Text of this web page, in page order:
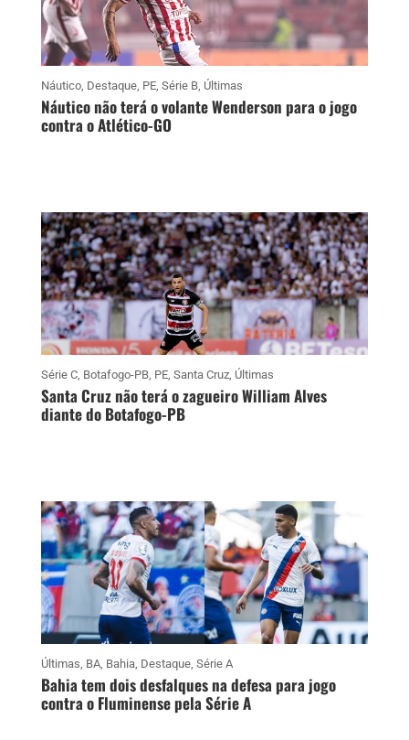
Náutico, Destaque, PE, Série B, Últimas
Náutico não terá o volante Wenderson para o jogo
contra o Atlético-GO
Série C, Botafogo-PB, PE, Santa Cruz, Últimas
Santa Cruz não terá o zagueiro William Alves
diante do Botafogo-PB
Últimas BA, Bahia Destaque, Série A
Bahia tem dois desfalques na defesa para jogo
contra o Fluminense pela Série A